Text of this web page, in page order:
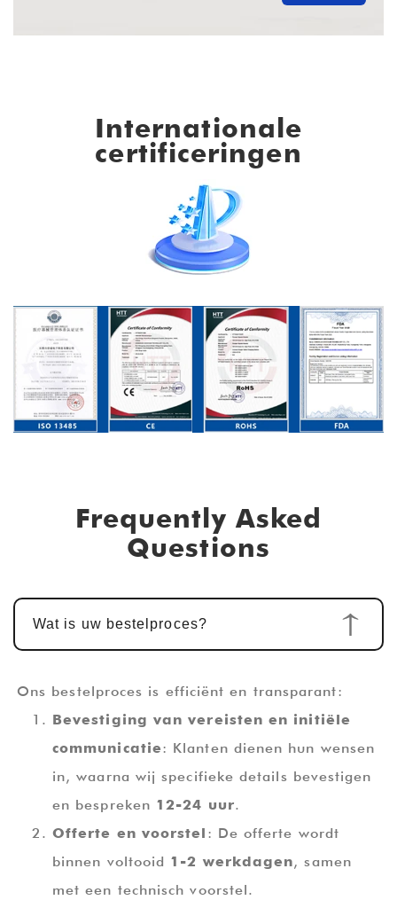
Internationale
certificeringen
Frequently Asked
Questions
Wat is uw bestelproces?
Ons bestelproces is efficiënt en transparant:
Bevestiging van vereisten en initiële
communicatie: Klanten dienen hun wensen
in, waarna wij specifieke details bevestigen
en bespreken 12-24 uur.
Offerte en voorstel : De offerte wordt
binnen voltooid 1-2 werkdagen, samen
met een technisch voorstel.